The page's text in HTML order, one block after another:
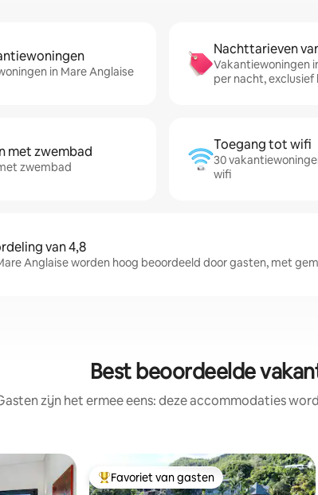
in Mare Anglaise
Nachttarieven
Vakantiewoningen
per nacht,
met zwembad
zwembad
Toegang tot wifi
30
wifi
van 4,8
Anglaise worden hoog beoordeeld door gasten, met
Best beoordeelde
zijn het ermee eens: deze accommodaties
Topfavoriet van gasten
Favoriet van gasten